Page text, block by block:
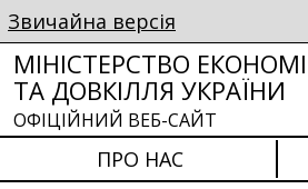
Звичайна версія
МІНІСТЕРСТВО
ТА ДОВКІЛЛЯ УКРАЇНИ
ОФІЦІЙНИЙ ВЕБ-САЙТ
ПРО НАС